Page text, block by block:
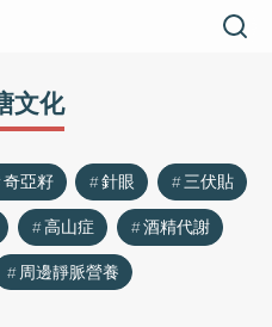
文化
奇亞籽 針眼
三伏貼
高山症
酒精代謝
周邊靜脈營養